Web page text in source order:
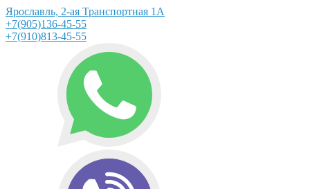
Ярославль, 2-ая Транспортная 1А
+7(905)136-45-55
+7(910)813-45-55